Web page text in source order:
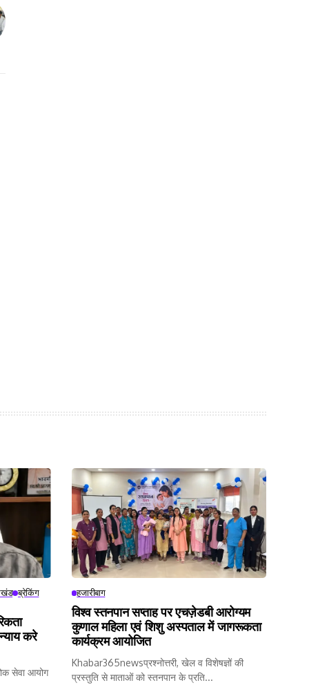
ब्रेकिंग
करे
सेवा आयोग
हजारीबाग
विश्व स्तनपान सप्ताह पर एचज़ेडबी आरोग्यम
कुणाल महिला एवं शिशु अस्पताल में जागरूकता
कार्यक्रम आयोजित
Khabar365newsप्रश्नोत्तरी, खेल व विशेषज्ञों की
प्रस्तुति से माताओं को स्तनपान के प्रति...